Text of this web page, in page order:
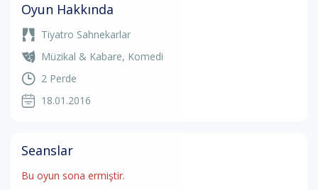
Oyun Hakkında
Tiyatro Sahnekarlar
Müzikal & Kabare, Komedi
2 Perde
18.01.2016
Seanslar
Bu oyun sona ermiştir.